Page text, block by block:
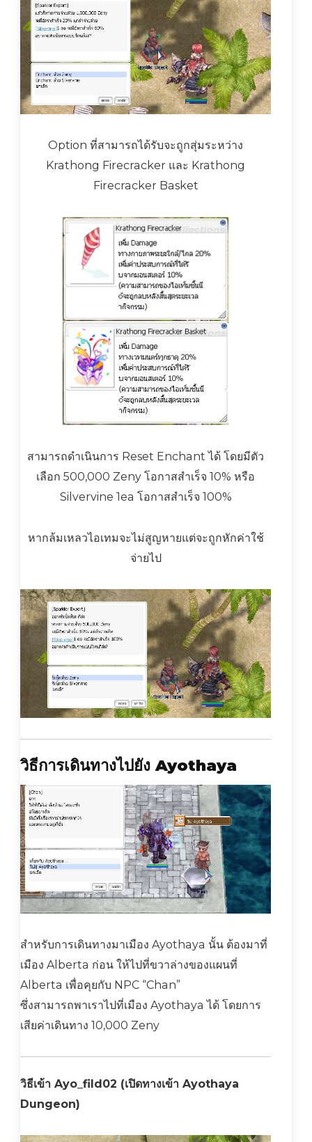
Option ที่สามารถได้รับจะถูกสุ่มระหว่าง
Krathong Firecracker และ Krathong
Firecracker Basket
สามารถดำเนินการ Reset Enchant ได้ โดยมีตัว
เลือก 500,000 Zeny โอกาสสำเร็จ 10% หรือ
Silvervine 1ea โอกาสสำเร็จ 100%
หากล้มเหลวไอเทมจะไม่สูญหายแต่จะถูกหักค่าใช้
จ่ายไป
วิธีการเดินทางไปยัง Ayothaya
สำหรับการเดินทางมาเมือง Ayothaya นั้น ต้องมาที่
เมือง Alberta ก่อน ให้ไปที่ขวาล่างของแผนที่
Alberta เพื่อคุยกับ NPC “Chan”
ซึ่งสามารถพาเราไปที่เมือง Ayothaya ได้ โดยการ
เสียค่าเดินทาง 10,000 Zeny
วิธีเข้า Ayo_fild02 (เปิดทางเข้า Ayothaya
Dungeon)